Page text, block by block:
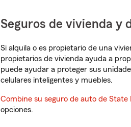
Seguros de vivienda y
Si alquila o es propietario de una
propietarios de vivienda ayuda a
puede ayudar a proteger sus
celulares inteligentes y muebles.
Combine su seguro de auto de State
opciones.